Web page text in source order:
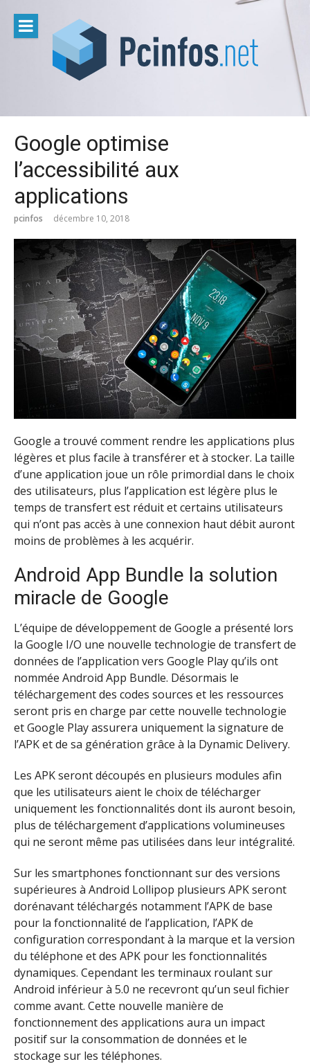
contenu
Google optimise
l’accessibilité aux
applications
pcinfos décembre 10, 2018
Google a trouvé comment rendre les applications plus
légères et plus facile à transférer et à stocker. La taille
d’une application joue un rôle primordial dans le choix
des utilisateurs, plus l’application est légère plus le
temps de transfert est réduit et certains utilisateurs
qui n’ont pas accès à une connexion haut débit auront
moins de problèmes à les acquérir.
Android App Bundle la solution
miracle de Google
L’équipe de développement de Google a présenté lors
la Google I/O une nouvelle technologie de transfert de
données de l’application vers Google Play qu’ils ont
nommée Android App Bundle. Désormais le
téléchargement des codes sources et les ressources
seront pris en charge par cette nouvelle technologie
et Google Play assurera uniquement la signature de
l’APK et de sa génération grâce à la Dynamic Delivery.
Les APK seront découpés en plusieurs modules afin
que les utilisateurs aient le choix de télécharger
uniquement les fonctionnalités dont ils auront besoin,
plus de téléchargement d’applications volumineuses
qui ne seront même pas utilisées dans leur intégralité.
Sur les smartphones fonctionnant sur des versions
supérieures à Android Lollipop plusieurs APK seront
dorénavant téléchargés notamment l’APK de base
pour la fonctionnalité de l’application, l’APK de
configuration correspondant à la marque et la version
du téléphone et des APK pour les fonctionnalités
dynamiques. Cependant les terminaux roulant sur
Android inférieur à 5.0 ne recevront qu’un seul fichier
comme avant. Cette nouvelle manière de
fonctionnement des applications aura un impact
positif sur la consommation de données et le
stockage sur les téléphones.